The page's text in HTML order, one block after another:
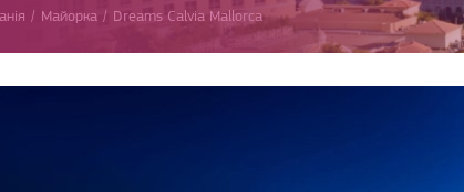
/ Майорка / Dreams Calvia Mallorca